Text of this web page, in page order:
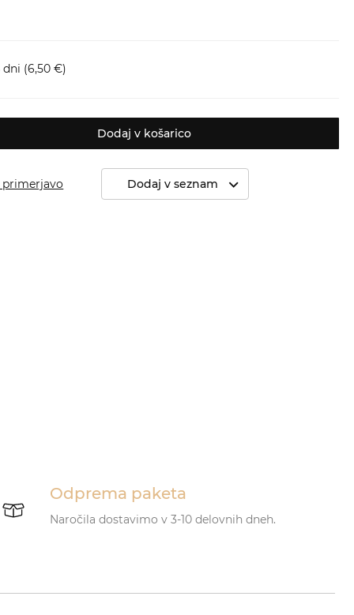
dni (6,50 €)
Dodaj v košarico
primerjavo Dodaj v seznam
Odprema paketa
Naročila dostavimo v 3-10 delovnih dneh.